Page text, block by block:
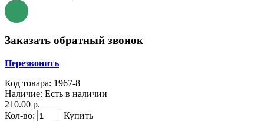
Заказать обратный звонок
Перезвонить
Код товара: 1967-8
Наличие: Есть в наличии
210.00 р.
Кол-во:
Купить